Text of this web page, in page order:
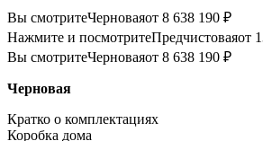
Вы смотритеЧерноваяот 8 638 190 ₽
Нажмите и посмотритеПредчистоваяот
Вы смотритеЧерноваяот 8 638 190 ₽
Черновая
Кратко о комплектациях
Коробка дома